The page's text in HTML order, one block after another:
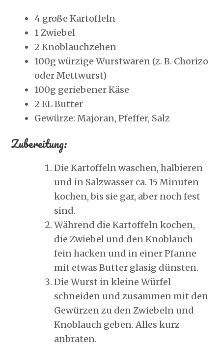
4 große Kartoffeln
1 Zwiebel
2 Knoblauchzehen
100g würzige Wurstwaren (z. B. Chorizo
oder Mettwurst)
100g geriebener Käse
2 EL Butter
Gewürze: Majoran, Pfeffer, Salz
Zubereitung:
Die Kartoffeln waschen, halbieren
und in Salzwasser ca. 15 Minuten
kochen, bis sie gar, aber noch fest
sind.
Während die Kartoffeln kochen,
die Zwiebel und den Knoblauch
fein hacken und in einer Pfanne
mit etwas Butter glasig dünsten.
Die Wurst in kleine Würfel
schneiden und zusammen mit den
Gewürzen zu den Zwiebeln und
Knoblauch geben. Alles kurz
anbraten.